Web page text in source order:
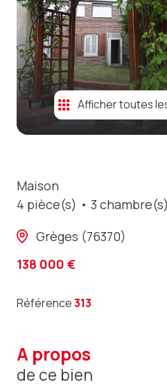
contact
Afficher toutes
Maison
4 pièce(s)
3 chambre(s)
Grèges (76370)
138 000 €
Référence313
a propos
de ce bien